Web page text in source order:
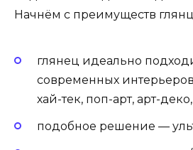
Начнём с преимуществ
глянец идеально
современных
хай-тек, поп-арт, арт-
подобное решение —